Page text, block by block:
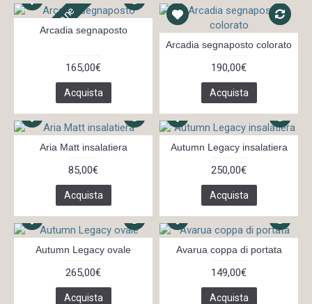
Su Ordinazione
Arcadia segnaposto
165,00€
Acquista
Arcadia segnaposto colorato
190,00€
Acquista
Aria Matt insalatiera
85,00€
Acquista
Autumn Legacy insalatiera
250,00€
Acquista
Autumn Legacy ovale
265,00€
Acquista
Avarua coppa di portata
149,00€
Acquista